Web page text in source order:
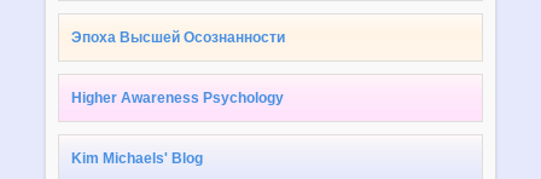
Эпоха Высшей Осознанности
Higher Awareness Psychology
Kim Michaels' Blog